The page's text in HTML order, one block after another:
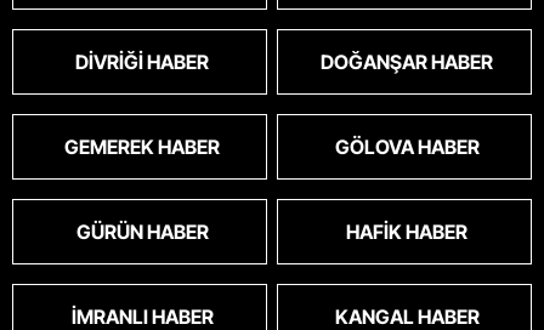
DIVRIĞI HABER DOĞANŞAR HABER
GEMEREK HABER GÖLOVA HABER
GÜRÜN HABER HAFIK HABER
İMRANLI HABER KANGAL HABER